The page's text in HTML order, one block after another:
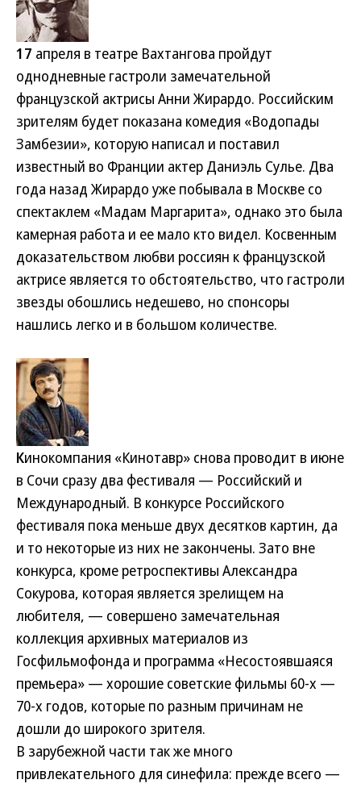
17 апреля в театре Вахтангова пройдут
однодневные гастроли замечательной
французской актрисы Анни Жирардо. Российским
зрителям будет показана комедия «Водопады
Замбезии», которую написал и поставил
известный во Франции актер Даниэль Сулье. Два
года назад Жирардо уже побывала в Москве со
спектаклем «Мадам Маргарита», однако это была
камерная работа и ее мало кто видел. Косвенным
доказательством любви россиян к французской
актрисе является то обстоятельство, что гастроли
звезды обошлись недешево, но спонсоры
нашлись легко и в большом количестве.
Кинокомпания «Кинотавр» снова проводит в июне
в Сочи сразу два фестиваля — Российский и
Международный. В конкурсе Российского
фестиваля пока меньше двух десятков картин, да
и то некоторые из них не закончены. Зато вне
конкурса, кроме ретроспективы Александра
Сокурова, которая является зрелищем на
любителя, — совершено замечательная
коллекция архивных материалов из
Госфильмофонда и программа «Несостоявшаяся
премьера» — хорошие советские фильмы 60-х —
70-х годов, которые по разным причинам не
дошли до широкого зрителя.
В зарубежной части так же много
привлекательного для синефила: прежде всего —